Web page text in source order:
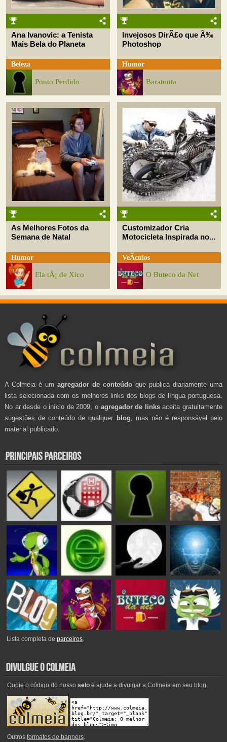
Ana Ivanovic: a Tenista
Mais Bela do Planeta
Beleza
Ponto Perdido
Invejosos DirÃ£o que Ã‰
Photoshop
Humor
Baratonta
As Melhores Fotos da
Semana de Natal
Humor
Ela tÃ¡ de Xico
Customizador Cria
Motocicleta Inspirada no...
VeÃ­culos
O Buteco da Net
A Colmeia é um agregador de conteúdo que publica diariamente uma
lista selecionada com os melhores links dos blogs de língua portuguesa.
No ar desde o início de 2009, o agregador de linksaceita gratuitamente
sugestões de conteúdo de qualquer blog , mas não é responsável pelo
material publicado.
Lista completa deparceiros.
Copie o código do nosso seloe ajude a divulgar a Colmeia em seu blog.
Outros formatos de banners.